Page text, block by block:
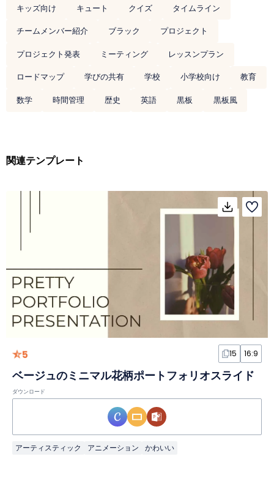
キッズ向け
キュート クイズ
タイムライン
チームメンバー紹介
ブラック
プロジェクト
プロジェクト発表
ミーティング
レッスンプラン
ロードマップ
学びの共有 学校 小学校向け
教育
数学
時間管理 歴史 英語 黒板 黒板風
関連テンプレート
5 15 16:9
ベージュのミニマル花柄ポートフォリオスライド
ダウンロード
アーティスティック アニメーション かわいい